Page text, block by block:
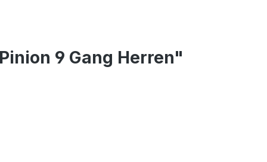
9 Gang Herren"